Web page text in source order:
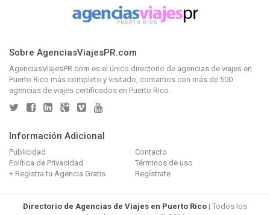
Sobre AgenciasViajesPR.com
AgenciasViajesPR.com es el único directorio de agencias de viajes en
Puerto Rico más completo y visitado, contamos con más de 500
agencias de viajes certificados en Puerto Rico.
Información Adicional
Publicidad
Contacto
Política de Privacidad
Términos de uso
+ Registra tu Agencia Gratis
Regístrate
Directorio de Agencias de Viajes en Puerto Rico | Todos los